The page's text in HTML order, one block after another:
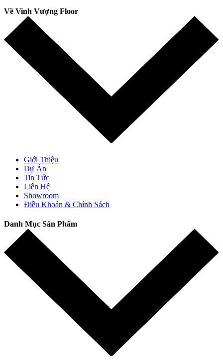
Về Vinh Vượng Floor
Giới Thiệu
Dự Án
Tin Tức
Liên Hệ
Showroom
Điều Khoản & Chính Sách
Danh Mục Sản Phẩm